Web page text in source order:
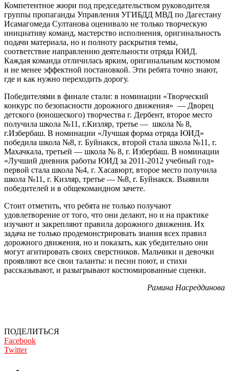
Компетентное жюри под председательством руководителя
группы пропаганды Управления УГИБДД МВД по Дагестану
Исамагомеда Султанова оценивало не только творческую
инициативу команд, мастерство исполнения, оригинальность
подачи материала, но и полноту раскрытия темы,
соответствие направлению деятельности отряда ЮИД.
Каждая команда отличилась ярким, оригинальным костюмом
и не менее эффектной постановкой. Эти ребята точно знают,
где и как нужно переходить дорогу.
Победителями в финале стали: в номинации «Творческий
конкурс по безопасности дорожного движения» — Дворец
детского (юношеского) творчества г. Дербент, второе место
получила школа №11, г.Кизляр, третье — школа № 8,
г.Избербаш. В номинации «Лучшая форма отряда ЮИД»
победила школа №8, г. Буйнакск, второй стала школа №11, г.
Махачкала, третьей — школа № 8, г. Избербаш. В номинации
«Лучший дневник работы ЮИД за 2011-2012 учебный год»
первой стала школа №4, г. Хасавюрт, второе место получила
школа №11, г. Кизляр, третье — №8, г. Буйнакск. Выявили
победителей и в общекомандном зачете.
Стоит отметить, что ребята не только получают
удовлетворение от того, что они делают, но и на практике
изучают и закрепляют правила дорожного движения. Их
задача не только продемонстрировать знания всех правил
дорожного движения, но и показать, как убедительно они
могут агитировать своих сверстников. Мальчики и девочки
проявляют все свои таланты: и песни поют, и стихи
рассказывают, и разыгрывают костюмированные сценки.
Рамина Насреддинова
ПОДЕЛИТЬСЯ
Facebook
Twitter